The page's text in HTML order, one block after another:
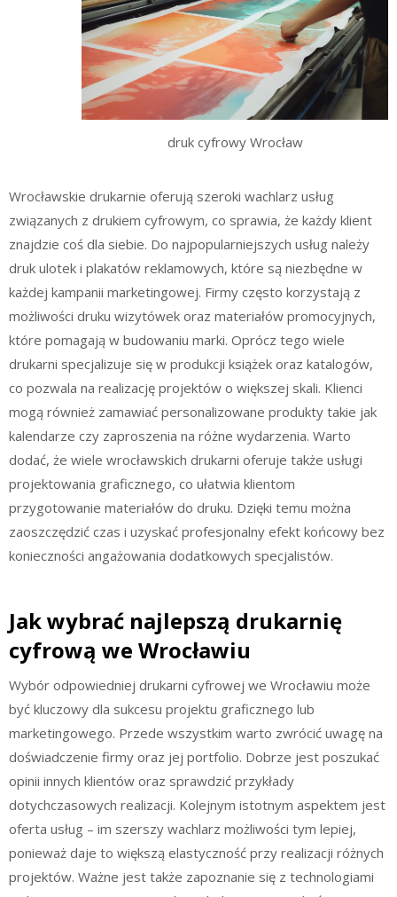
druk cyfrowy Wrocław
Wrocławskie drukarnie oferują szeroki wachlarz usług
związanych z drukiem cyfrowym, co sprawia, że każdy klient
znajdzie coś dla siebie. Do najpopularniejszych usług należy
druk ulotek i plakatów reklamowych, które są niezbędne w
każdej kampanii marketingowej. Firmy często korzystają z
możliwości druku wizytówek oraz materiałów promocyjnych,
które pomagają w budowaniu marki. Oprócz tego wiele
drukarni specjalizuje się w produkcji książek oraz katalogów,
co pozwala na realizację projektów o większej skali. Klienci
mogą również zamawiać personalizowane produkty takie jak
kalendarze czy zaproszenia na różne wydarzenia. Warto
dodać, że wiele wrocławskich drukarni oferuje także usługi
projektowania graficznego, co ułatwia klientom
przygotowanie materiałów do druku. Dzięki temu można
zaoszczędzić czas i uzyskać profesjonalny efekt końcowy bez
konieczności angażowania dodatkowych specjalistów.
Jak wybrać najlepszą drukarnię
cyfrową we Wrocławiu
Wybór odpowiedniej drukarni cyfrowej we Wrocławiu może
być kluczowy dla sukcesu projektu graficznego lub
marketingowego. Przede wszystkim warto zwrócić uwagę na
doświadczenie firmy oraz jej portfolio. Dobrze jest poszukać
opinii innych klientów oraz sprawdzić przykłady
dotychczasowych realizacji. Kolejnym istotnym aspektem jest
oferta usług – im szerszy wachlarz możliwości tym lepiej,
ponieważ daje to większą elastyczność przy realizacji różnych
projektów. Ważne jest także zapoznanie się z technologiami